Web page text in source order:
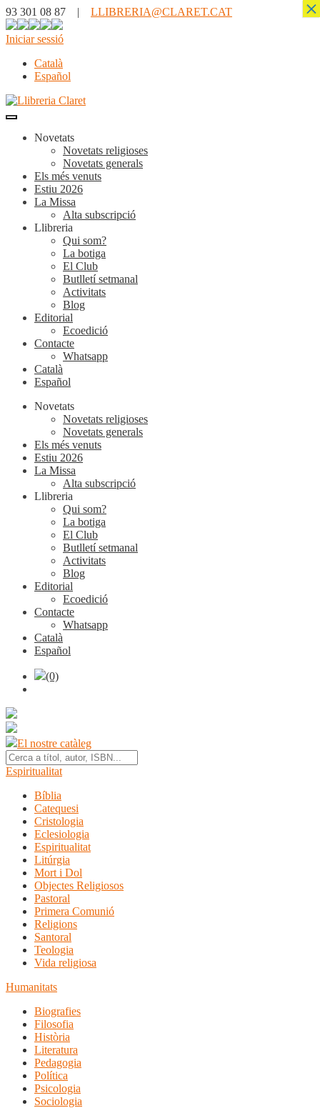
93 301 08 87 | LLIBRERIA@CLARET.CAT
Iniciar sessió
Català
Español
Novetats
Novetats religioses
Novetats generals
Els més venuts
Estiu 2026
La Missa
Alta subscripció
Llibreria
Qui som?
La botiga
El Club
Butlletí setmanal
Activitats
Blog
Editorial
Ecoedició
Contacte
Whatsapp
Català
Español
Novetats
Novetats religioses
Novetats generals
Els més venuts
Estiu 2026
La Missa
Alta subscripció
Llibreria
Qui som?
La botiga
El Club
Butlletí setmanal
Activitats
Blog
Editorial
Ecoedició
Contacte
Whatsapp
Català
Español
(0)
El nostre catàleg
Espiritualitat
Bíblia
Catequesi
Cristologia
Eclesiologia
Espiritualitat
Litúrgia
Mort i Dol
Objectes Religiosos
Pastoral
Primera Comunió
Religions
Santoral
Teologia
Vida religiosa
Humanitats
Biografies
Filosofia
Història
Literatura
Pedagogia
Política
Psicologia
Sociologia
×